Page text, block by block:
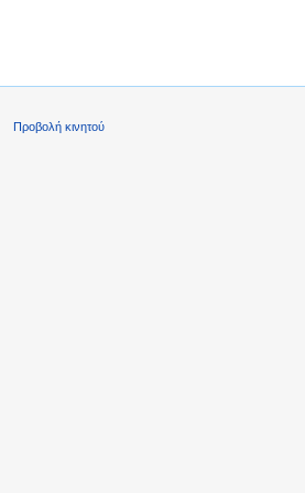
Προβολή κινητού